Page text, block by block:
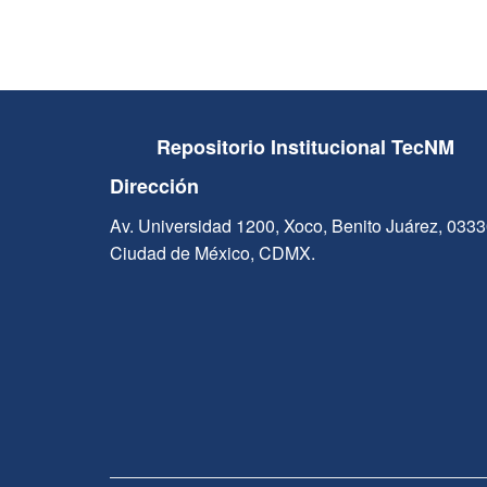
Repositorio Institucional TecNM
Dirección
Av. Universidad 1200, Xoco, Benito Juárez,
Ciudad de México, CDMX.